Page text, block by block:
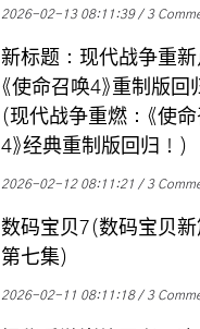
2026-02-13 08:11:39 3
新标题：现代战争重新
《使命召唤4》重制版回
(现代战争重燃：《使
4》经典重制版回归！)
2026-02-12 08:11:21 3
数码宝贝7(数码宝贝新
第七集)
2026-02-11 08:11:18 3